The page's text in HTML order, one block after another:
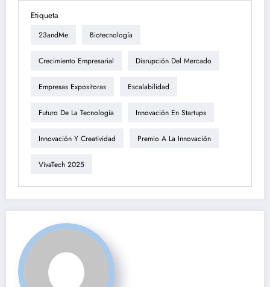
Etiqueta
23andMe Biotecnología
Crecimiento Empresarial Disrupción Del Mercado
Empresas Expositoras Escalabilidad
Futuro De La Tecnología Innovación En Startups
Innovación Y Creatividad Premio A La Innovación
VivaTech 2025